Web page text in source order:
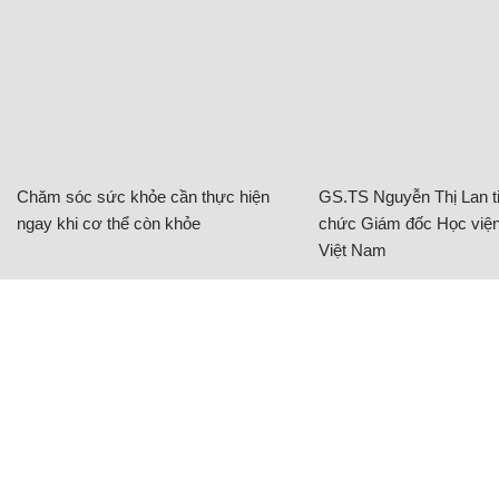
Chăm sóc sức khỏe cần thực hiện
ngay khi cơ thể còn khỏe
GS.TS Nguyễn Thị Lan
chức Giám đốc Học
Việt Nam